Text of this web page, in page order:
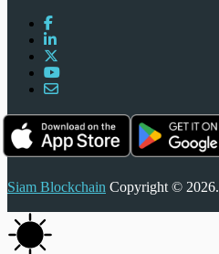
Siam Blockchain Copyright © 2026.